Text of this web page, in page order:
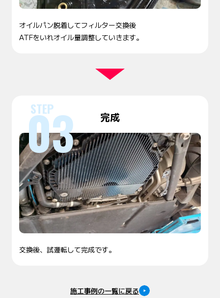
オイルパン脱着してフィルター交換後
ATFをいれオイル量調整していきます。
完成
交換後、試運転して完成です。
施工事例の一覧に戻る